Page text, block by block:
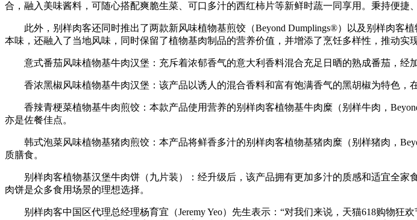
合，融入美味酱料，可随心搭配爽脆生菜、可口多汁的西红柿片等新鲜时蔬一同享用。秉持便
此外，别样肉客还同时推出了两款新风味植物基煎饺（Beyond Dumplings®）以及别样肉客
本味，还融入了当地风味，同时保留了植物基肉制品的营养价值，并增添了烹饪多样性，推动实
意式番茄风味植物基牛肉汉堡：充斥着浓郁香气的意大利香料混合充足日晒的熟成番茄，经
香浓黑椒风味植物基牛肉汉堡：该产品以诱人的混合香料和富有饱满香气的黑胡椒为特色，
香辣青梗菜植物基牛肉煎饺：本款产品使用营养的别样肉客植物基牛肉糜（别样牛肉，
亦是佐餐佳点。
韩式泡菜风味植物基猪肉煎饺：本产品将鲜香多汁的别样肉客植物基猪肉糜（别样猪肉，
质膳食。
别样肉客植物基汉堡牛肉饼（九片装）：经升级后，该产品拥有更加多汁的质感和适宜全家
肉饼是众多食用场景的理想选择。
别样肉客中国区代理总经理杨育宜（Jeremy Yeo）先生表示：“对我们来说，天猫618购物狂